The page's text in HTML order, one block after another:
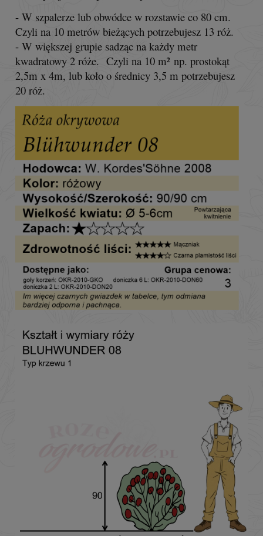
- W szpalerze lub obwódce w rozstawie co 80 cm.
Czyli na 10 metrów bieżących potrzebujesz 13 róż.
- W większej grupie sadząc na każdy metr
kwadratowy 2 róże. Czyli na 10 m² np. prostokąt
2,5m x 4m, lub koło o średnicy 3,5 m potrzebujesz
20 róż.